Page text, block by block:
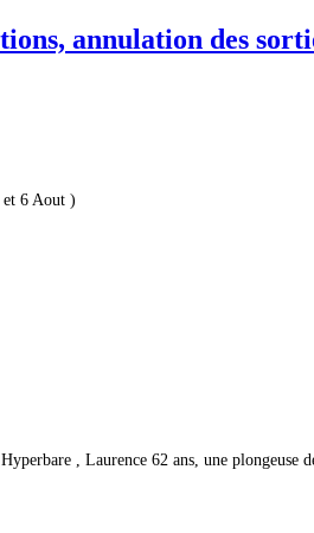
annulation des
et 6 Aout )
, Laurence 62 ans, une plongeuse